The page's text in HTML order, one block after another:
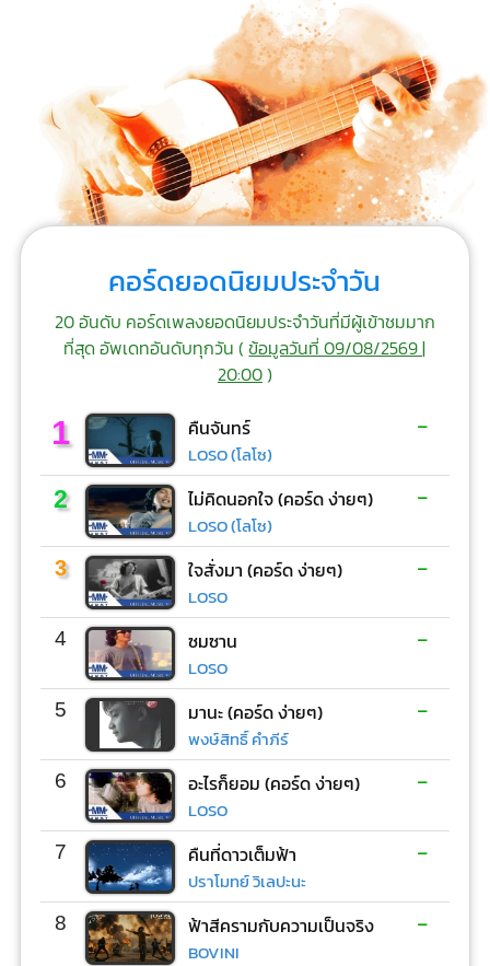
คอร์ดยอดนิยมประจำวัน
20 อันดับ คอร์ดเพลงยอดนิยมประจำวันที่มีผู้เข้าชมมาก
ที่สุด อัพเดทอันดับทุกวัน (ข้อมูลวันที่ 09/08/2569 |
20:00)
1 คืนจันทร์
LOSO (โลโซ)
-
2 ไม่คิดนอกใจ (คอร์ด ง่ายๆ)
LOSO (โลโซ)
-
3 ใจสั่งมา (คอร์ด ง่ายๆ)
LOSO
-
4 ซมซาน
LOSO
-
5 มานะ (คอร์ด ง่ายๆ)
พงษ์สิทธิ์ คำภีร์
-
6 อะไรก็ยอม (คอร์ด ง่ายๆ)
LOSO
-
7 คืนที่ดาวเต็มฟ้า
ปราโมทย์ วิเลปะนะ
-
8 ฟ้าสีครามกับความเป็นจริง
BOVINI
-